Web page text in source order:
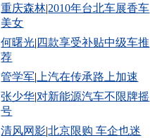
重庆森林|2010年台北车展香车
美女
何曙光| 四款享受补贴中级车推
荐
管学军| 上汽在传承路上加速
张少华|对新能源汽车不限牌摇
号
清风网影|北京限购 车企也迷